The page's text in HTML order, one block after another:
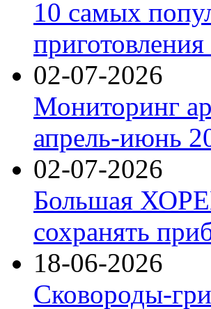
10 самых
02-07-2026
Мониторинг
апрель-июнь
02-07-2026
Большая
сохранять
18-06-2026
Сковороды-